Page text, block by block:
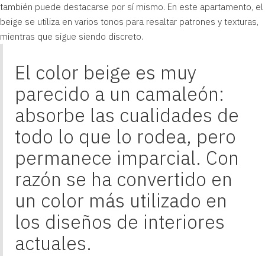
también puede destacarse por sí mismo. En este apartamento, el
beige se utiliza en varios tonos para resaltar patrones y texturas,
mientras que sigue siendo discreto.
El color beige es muy
parecido a un camaleón:
absorbe las cualidades de
todo lo que lo rodea, pero
permanece imparcial. Con
razón se ha convertido en
un color más utilizado en
los diseños de interiores
actuales.